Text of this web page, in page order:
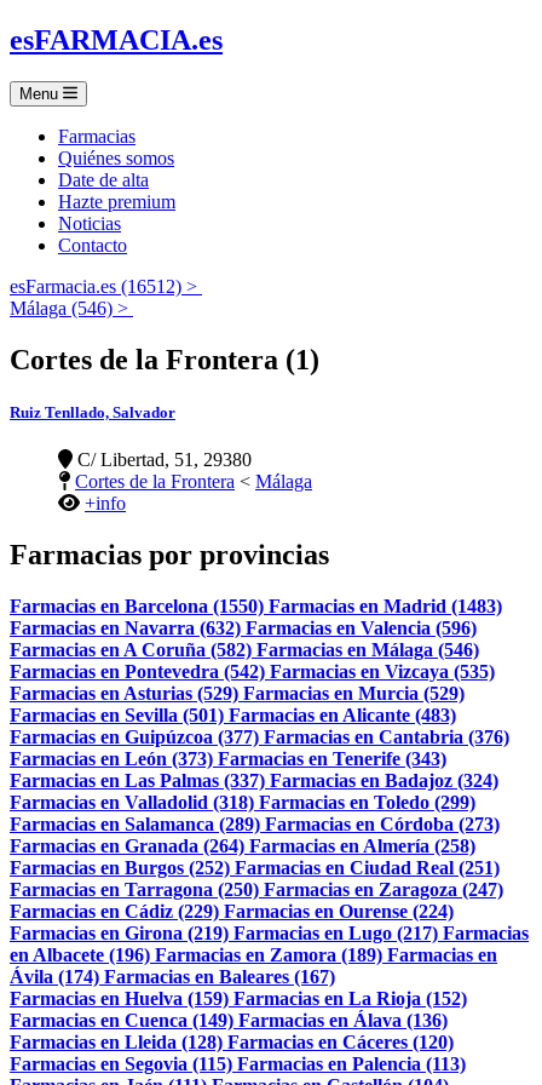
esFARMACIA.es
Menu
Farmacias
Quiénes somos
Date de alta
Hazte premium
Noticias
Contacto
esFarmacia.es (16512) >
Málaga (546) >
Cortes de la Frontera (1)
Ruiz Tenllado, Salvador
C/ Libertad, 51, 29380
Cortes de la Frontera < Málaga
+info
Farmacias por provincias
Farmacias en Barcelona (1550) Farmacias en Madrid (1483)
Farmacias en Navarra (632) Farmacias en Valencia (596)
Farmacias en A Coruña (582) Farmacias en Málaga (546)
Farmacias en Pontevedra (542) Farmacias en Vizcaya (535)
Farmacias en Asturias (529) Farmacias en Murcia (529)
Farmacias en Sevilla (501) Farmacias en Alicante (483)
Farmacias en Guipúzcoa (377) Farmacias en Cantabria (376)
Farmacias en León (373) Farmacias en Tenerife (343)
Farmacias en Las Palmas (337) Farmacias en Badajoz (324)
Farmacias en Valladolid (318) Farmacias en Toledo (299)
Farmacias en Salamanca (289) Farmacias en Córdoba (273)
Farmacias en Granada (264) Farmacias en Almería (258)
Farmacias en Burgos (252) Farmacias en Ciudad Real (251)
Farmacias en Tarragona (250) Farmacias en Zaragoza (247)
Farmacias en Cádiz (229) Farmacias en Ourense (224)
Farmacias en Girona (219) Farmacias en Lugo (217) Farmacias
en Albacete (196) Farmacias en Zamora (189) Farmacias en
Ávila (174) Farmacias en Baleares (167)
Farmacias en Huelva (159) Farmacias en La Rioja (152)
Farmacias en Cuenca (149) Farmacias en Álava (136)
Farmacias en Lleida (128) Farmacias en Cáceres (120)
Farmacias en Segovia (115) Farmacias en Palencia (113)